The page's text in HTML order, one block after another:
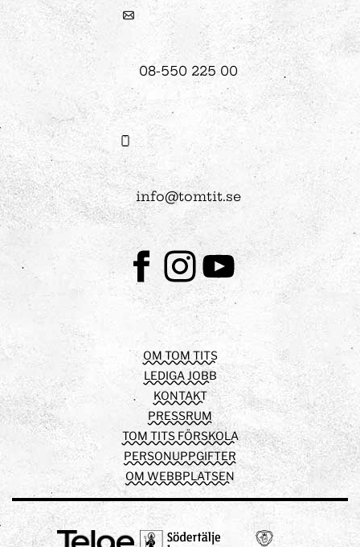
08-550 225 00
info@tomtit.se
Facebook
Instagram
Youtube
OM TOM TITS
LEDIGA JOBB
KONTAKT
PRESSRUM
TOM TITS FÖRSKOLA
PERSONUPPGIFTER
OM WEBBPLATSEN